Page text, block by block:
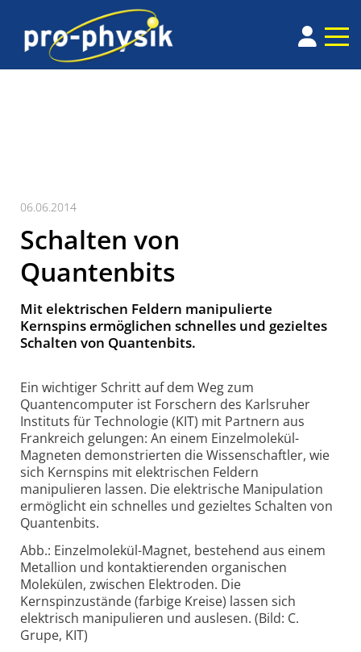
06.06.2014
Schalten von
Quantenbits
Mit elektrischen Feldern manipulierte
Kernspins ermöglichen schnelles und gezieltes
Schalten von Quantenbits.
Ein wichtiger Schritt auf dem Weg zum
Quantencomputer ist Forschern des Karlsruher
Instituts für Technologie (KIT) mit Partnern aus
Frankreich gelungen: An einem Einzelmolekül-
Magneten demonstrierten die Wissenschaftler, wie
sich Kernspins mit elektrischen Feldern
manipulieren lassen. Die elektrische Manipulation
ermöglicht ein schnelles und gezieltes Schalten von
Quantenbits.
Abb.: Einzelmolekül-Magnet, bestehend aus einem
Metallion und kontaktierenden organischen
Molekülen, zwischen Elektroden. Die
Kernspinzustände (farbige Kreise) lassen sich
elektrisch manipulieren und auslesen. (Bild: C.
Grupe, KIT)